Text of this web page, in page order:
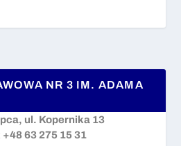
NR 3 IM. ADAMA
ul. Kopernika 13
63 275 15 31